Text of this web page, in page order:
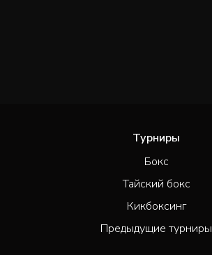
Турниры
Бокс
Тайский бокс
Кикбоксинг
Предыдущие турниры